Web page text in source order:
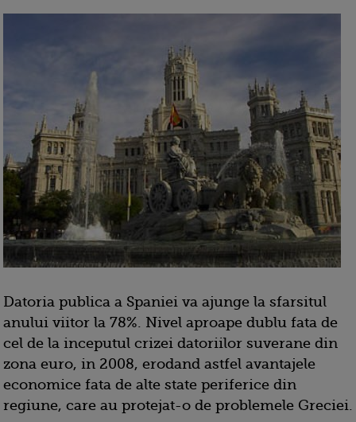
Datoria publica a Spaniei va ajunge la sfarsitul
anului viitor la 78%. Nivel aproape dublu fata de
cel de la inceputul crizei datoriilor suverane din
zona euro, in 2008, erodand astfel avantajele
economice fata de alte state periferice din
regiune, care au protejat-o de problemele Greciei.